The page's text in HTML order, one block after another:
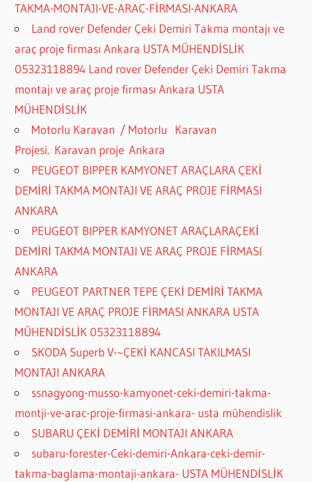
TAKMA-MONTAJI-VE-ARAC-FİRMASI-ANKARA
Land rover Defender Çeki Demiri Takma montajı ve
araç proje firması Ankara USTA MÜHENDİSLİK
05323118894 Land rover Defender Çeki Demiri Takma
montajı ve araç proje firması Ankara USTA
MÜHENDİSLİK
Motorlu Karavan / Motorlu Karavan
Projesi. Karavan proje Ankara
PEUGEOT BIPPER KAMYONET ARAÇLARA ÇEKİ
DEMİRİ TAKMA MONTAJI VE ARAÇ PROJE FİRMASI
ANKARA
PEUGEOT BIPPER KAMYONET ARAÇLARAÇEKİ
DEMİRİ TAKMA MONTAJI VE ARAÇ PROJE FİRMASI
ANKARA
PEUGEOT PARTNER TEPE ÇEKİ DEMİRİ TAKMA
MONTAJI VE ARAÇ PROJE FİRMASI ANKARA USTA
MÜHENDİSLİK 05323118894
SKODA Superb V-~ÇEKİ KANCASI TAKILMASI
MONTAJI ANKARA
ssnagyong-musso-kamyonet-ceki-demiri-takma-
montji-ve-arac-proje-firmasi-ankara- usta mühendislik
SUBARU ÇEKİ DEMİRİ MONTAJI ANKARA
subaru-forester-Ceki-demiri-Ankara-ceki-demir-
takma-baglama-montaji-ankara- USTA MÜHENDİSLİK